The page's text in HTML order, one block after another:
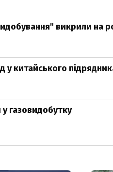
викрили на
у китайського
газовидобутку